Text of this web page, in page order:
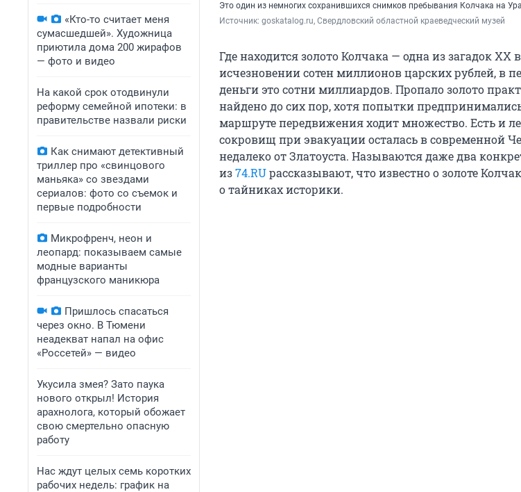
«Кто-то считает меня
сумасшедшей». Художница
приютила дома 200 жирафов
— фото и видео
На какой срок отодвинули
реформу семейной ипотеки: в
правительстве назвали риски
Как снимают детективный
триллер про «свинцового
маньяка» со звездами
сериалов: фото со съемок и
первые подробности
Микрофренч, неон и
леопард: показываем самые
модные варианты
французского маникюра
Пришлось спасаться
через окно. В Тюмени
неадекват напал на офис
«Россетей» — видео
Укусила змея? Зато паука
нового открыл! История
арахнолога, который обожает
свою смертельно опасную
работу
Нас ждут целых семь коротких
рабочих недель: график на
Это один из немногих сохранившихся снимков пребывания Колчака на
Источник: goskatalog.ru, Свердловский областной краеведческий музей
Где находится золото Колчака — одна из загадок XX
исчезновении сотен миллионов царских рублей, в
деньги это сотни миллиардов. Пропало золото
найдено до сих пор, хотя попытки
маршруте передвижения ходит множество. Есть и
сокровищ при эвакуации осталась в современной
недалеко от Златоуста. Называются даже два
из74.RUрассказывают, что известно о золоте
о тайниках историки.